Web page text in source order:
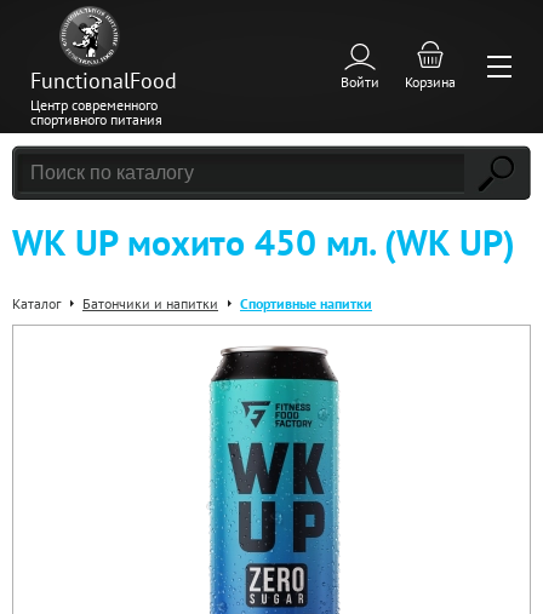
FunctionalFood
Центр современного
спортивного питания
Войти Корзина
WK UP мохито 450 мл. (WK UP)
Каталог Батончики и напитки Спортивные напитки